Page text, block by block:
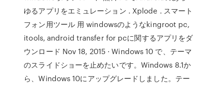
ゆるアプリをエミュレーション . Xplode . スマート
フォン用ツール 用 windowsのようなkingroot pc,
itools, android transfer for pcに関するアプリをダ
ウンロード Nov 18, 2015 · Windows 10 で、テーマ
のスライドショーを止めたいです。Windows 8.1か
ら、Windows 10にアップグレードしました。テー